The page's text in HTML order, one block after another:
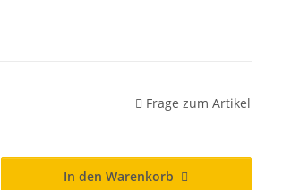
Frage zum Artikel
In den Warenkorb